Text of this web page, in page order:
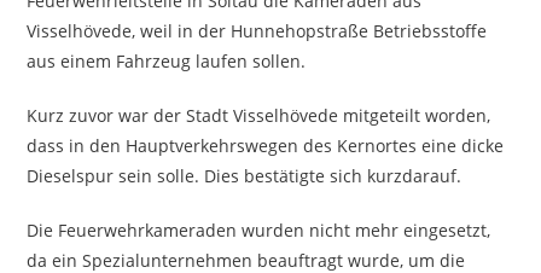
Visselhövede, weil in der Hunnehopstraße Betriebsstoffe
aus einem Fahrzeug laufen sollen.
Kurz zuvor war der Stadt Visselhövede mitgeteilt worden,
dass in den Hauptverkehrswegen des Kernortes eine dicke
Dieselspur sein solle. Dies bestätigte sich kurzdarauf.
Die Feuerwehrkameraden wurden nicht mehr eingesetzt,
da ein Spezialunternehmen beauftragt wurde, um die